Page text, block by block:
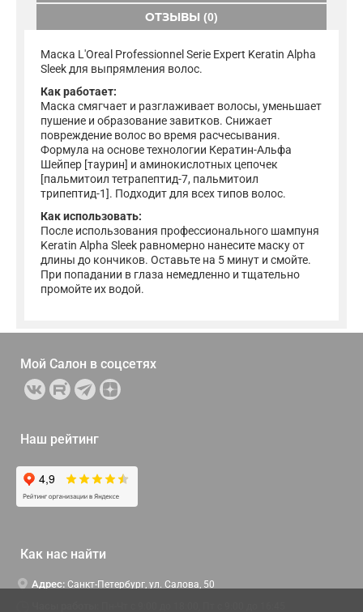
ОТЗЫВЫ (0)
Маска L'Oreal Professionnel Serie Expert Keratin Alpha
Sleek для выпрямления волос.
Как работает:
Маска смягчает и разглаживает волосы, уменьшает
пушение и образование завитков. Снижает
повреждение волос во время расчесывания.
Формула на основе технологии Кератин-Альфа
Шейпер [таурин] и аминокислотных цепочек
[пальмитоил тетрапептид-7, пальмитоил
трипептид-1]. Подходит для всех типов волос.
Как использовать:
После использования профессионального шампуня
Keratin Alpha Sleek равномерно нанесите маску от
длины до кончиков. Оставьте на 5 минут и смойте.
При попадании в глаза немедленно и тщательно
промойте их водой.
Мой Салон в соцсетях
Наш рейтинг
Как нас найти
Адрес: Санкт-Петербург, ул. Салова, 50